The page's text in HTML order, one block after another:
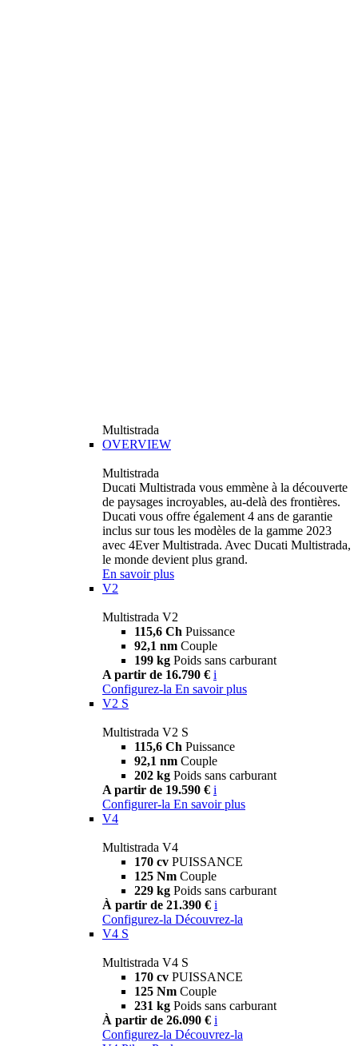
Multistrada
OVERVIEW
Multistrada
Ducati Multistrada vous emmène à la découverte
de paysages incroyables, au-delà des frontières.
Ducati vous offre également 4 ans de garantie
inclus sur tous les modèles de la gamme 2023
avec 4Ever Multistrada. Avec Ducati Multistrada,
le monde devient plus grand.
En savoir plus
V2
Multistrada V2
115,6 Ch Puissance
92,1 nm Couple
199 kg Poids sans carburant
A partir de 16.790 € i
Configurez-la En savoir plus
V2 S
Multistrada V2 S
115,6 Ch Puissance
92,1 nm Couple
202 kg Poids sans carburant
A partir de 19.590 € i
Configurer-la En savoir plus
V4
Multistrada V4
170 cv PUISSANCE
125 Nm Couple
229 kg Poids sans carburant
À partir de 21.390 € i
Configurez-la Découvrez-la
V4 S
Multistrada V4 S
170 cv PUISSANCE
125 Nm Couple
231 kg Poids sans carburant
À partir de 26.090 € i
Configurez-la Découvrez-la